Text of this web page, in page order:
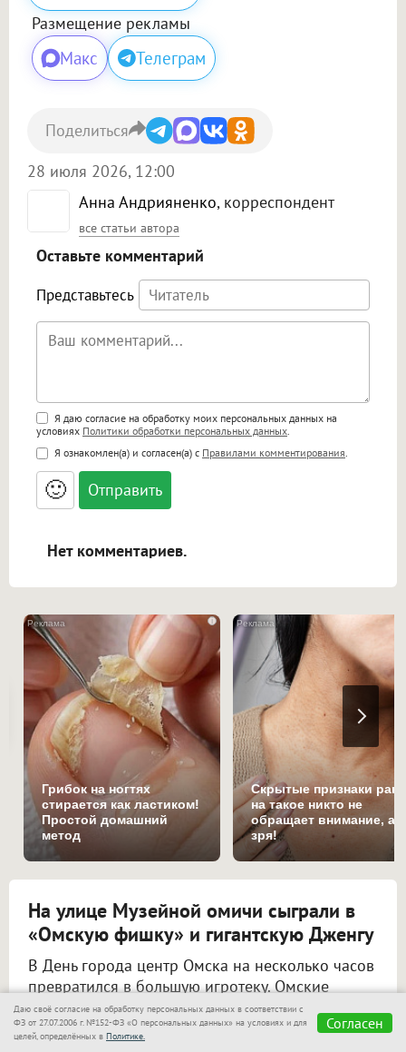
Размещение рекламы
Макс Телеграм
Анна Андрияненко, корреспондент
все статьи автора
28 июля 2026, 12:00
Поделиться
Оставьте комментарий
Представьтесь
Поддержка HTML
<b>, <strong>, <u>, <i>, <em>, <s>, <big>,
<small>, <sup>, <sub>, <pre>, <ul>, <ol>, <li>,
<blockquote>, <code> экранирует HTML,
адреса URL автоматически становятся
ссылками, и [img]адрес[/img] будет
Я даю согласие на обработку моих персональных данных на
условиях Политики обработки персональных данных.
Я ознакомлен(а) и согласен(а) с Правилами комментирования.
🙂
Нет комментариев.
i
Грибок на ногтях
стирается как ластиком!
Простой домашний
метод
Скрытые признаки
на такое никто не
обращает внимание, а
зря!
На улице Музейной омичи сыграли в
«Омскую фишку» и гигантскую Дженгу
В День города центр Омска на несколько часов
превратился в большую игротеку. Омские
муниципальные библиотеки выставили на
улицу Музейную больше сотни настольных игр
Даю своё согласие на обработку персональных данных в соответствии с
ФЗ от 27.07.2006 г. №152-ФЗ «О персональных данных» на условиях и для
целей, определённых в Политике.
Согласен